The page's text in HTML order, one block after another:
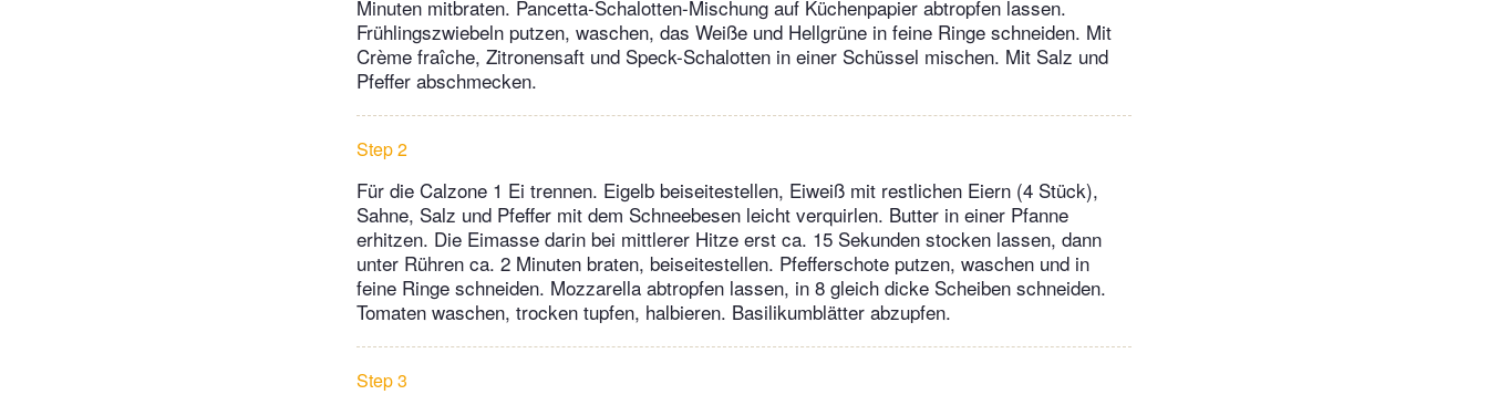
Minuten mitbraten. Pancetta-Schalotten-Mischung auf Küchenpapier abtropfen lassen.
Frühlingszwiebeln putzen, waschen, das Weiße und Hellgrüne in feine Ringe schneiden. Mit
Crème fraîche, Zitronensaft und Speck-Schalotten in einer Schüssel mischen. Mit Salz und
Pfeffer abschmecken.
Step 2
Für die Calzone 1 Ei trennen. Eigelb beiseitestellen, Eiweiß mit restlichen Eiern (4 Stück),
Sahne, Salz und Pfeffer mit dem Schneebesen leicht verquirlen. Butter in einer Pfanne
erhitzen. Die Eimasse darin bei mittlerer Hitze erst ca. 15 Sekunden stocken lassen, dann
unter Rühren ca. 2 Minuten braten, beiseitestellen. Pfefferschote putzen, waschen und in
feine Ringe schneiden. Mozzarella abtropfen lassen, in 8 gleich dicke Scheiben schneiden.
Tomaten waschen, trocken tupfen, halbieren. Basilikumblätter abzupfen.
Step 3